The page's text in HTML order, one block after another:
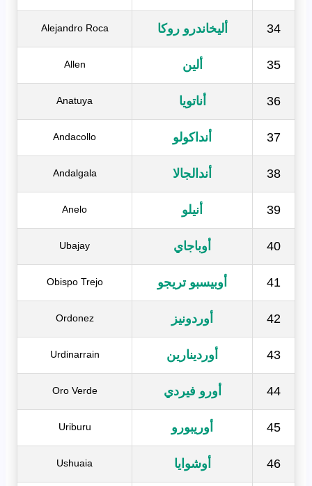
34 أليخاندرو روكا Alejandro Roca
35 ألين Allen
36 أناتويا Anatuya
37 أنداكولو Andacollo
38 أندالجالا Andalgala
39 أنيلو Anelo
40 أوباجاي Ubajay
41 أوبيسبو تريجو Obispo Trejo
42 أوردونيز Ordonez
43 أوردينارين Urdinarrain
44 أورو فيردي Oro Verde
45 أوريبورو Uriburu
46 أوشوايا Ushuaia